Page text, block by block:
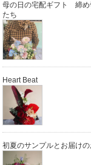
母の日の宅配ギフト 締め
たち
Heart Beat
初夏のサンプルとお届け